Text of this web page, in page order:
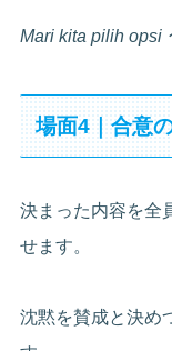
Mari kita pilih opsi
場面4｜合意
決まった内容を全
せます。
沈黙を賛成と決め